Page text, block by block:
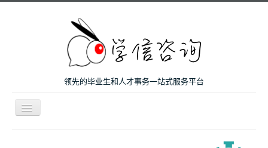
领先的毕业生和人才事务一站式服务平台
导
航